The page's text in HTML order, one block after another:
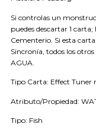
Si controlas un
puedes descartar 1
Cementerio. Si esta
Sincronía, todos los
AGUA.
Tipo Carta: Effect Tuner
Atributo/Propiedad:
Tipo: Fish